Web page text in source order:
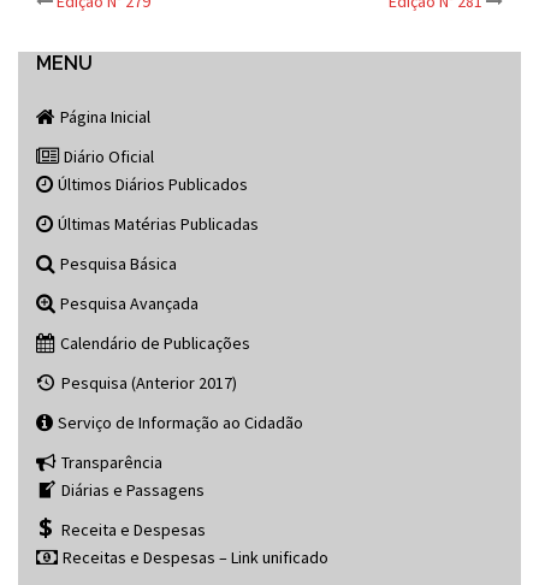
Post
navigation
MENU
Página Inicial
Diário Oficial
Últimos Diários Publicados
Últimas Matérias Publicadas
Pesquisa Básica
Pesquisa Avançada
Calendário de Publicações
Pesquisa (Anterior 2017)
Serviço de Informação ao Cidadão
Transparência
Diárias e Passagens
Receita e Despesas
Receitas e Despesas – Link unificado